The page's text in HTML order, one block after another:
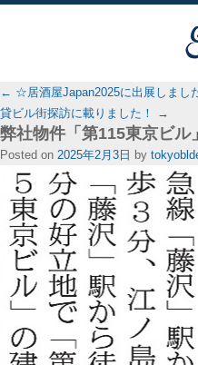
← ☆居酒屋Japan2025に出展しまし
貸ビル街探訪に載りました！
→
弊社物件「第115東京ビル
Posted on 2025年2月3日 by